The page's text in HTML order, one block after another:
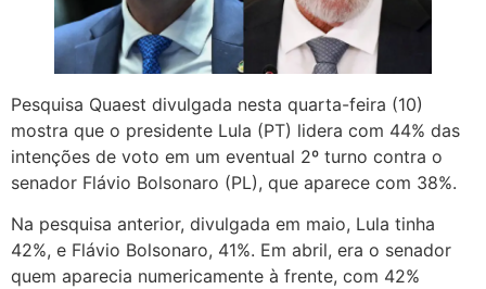
Pesquisa Quaest divulgada nesta quarta-feira (10)
mostra que o presidente Lula (PT) lidera com 44% das
intenções de voto em um eventual 2º turno contra o
senador Flávio Bolsonaro (PL), que aparece com 38%.
Na pesquisa anterior, divulgada em maio, Lula tinha
42%, e Flávio Bolsonaro, 41%. Em abril, era o senador
quem aparecia numericamente à frente, com 42%